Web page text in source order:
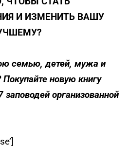
И ИЗМЕНИТЬ ВАШУ
семью, детей, мужа и
новую книгу
заповодей организованной